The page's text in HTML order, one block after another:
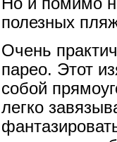
полезных
Очень
парео. Этот
собой
легко